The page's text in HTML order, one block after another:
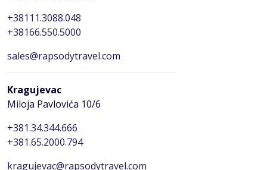
+38111.3088.048
+38166.550.5000
sales@rapsodytravel.com
Kragujevac
Miloja Pavlovića 10/6
+381.34.344.666
+381.65.2000.794
kragujevac@rapsodytravel.com